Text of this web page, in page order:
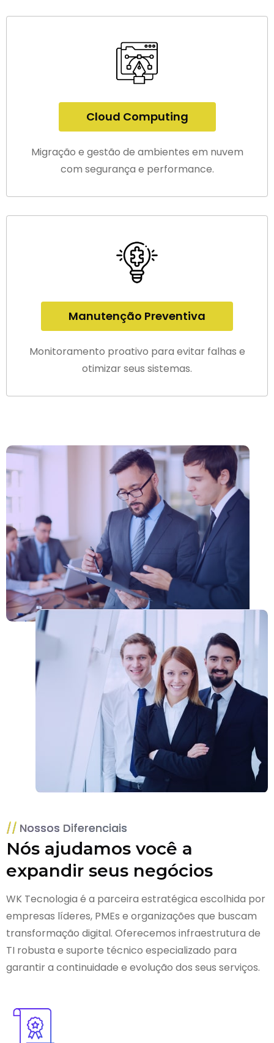
Cloud Computing
Migração e gestão de ambientes em nuvem
com segurança e performance.
Manutenção Preventiva
Monitoramento proativo para evitar falhas e
otimizar seus sistemas.
Nossos Diferenciais
Nós ajudamos você a
expandir seus negócios
WK Tecnologia é a parceira estratégica escolhida por
empresas líderes, PMEs e organizações que buscam
transformação digital. Oferecemos infraestrutura de
TI robusta e suporte técnico especializado para
garantir a continuidade e evolução dos seus serviços.